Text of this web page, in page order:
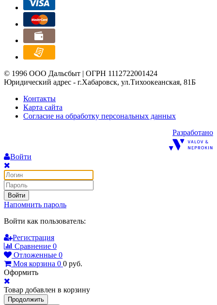
© 1996 ООО Дальсбыт | ОГРН 1112722001424
Юридический адрес - г.Хабаровск, ул.Тихоокеанская, 81Б
Контакты
Карта сайта
Согласие на обработку персональных данных
Разработано
Войти
Войти
Напомнить пароль
Войти как пользователь:
Регистрация
Сравнение 0
Отложенные 0
Моя корзина 0 0 руб.
Оформить
Товар добавлен в корзину
Продолжить